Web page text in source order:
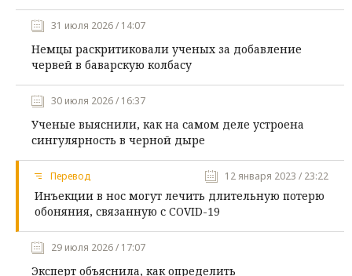
31 июля 2026 / 14:07
Немцы раскритиковали ученых за добавление
червей в баварскую колбасу
30 июля 2026 / 16:37
Ученые выяснили, как на самом деле устроена
сингулярность в черной дыре
Перевод 12 января 2023 / 23:22
Инъекции в нос могут лечить длительную потерю
обоняния, связанную с COVID-19
29 июля 2026 / 17:07
Эксперт объяснила, как определить